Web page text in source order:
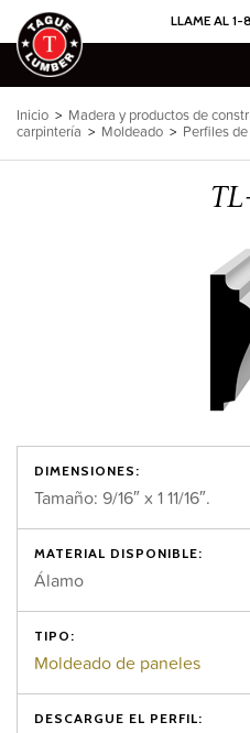
al
contenido
LLAME AL
Inicio > Madera y productos de
carpintería > Moldeado > Perfiles
DIMENSIONES:
Tamaño: 9/16″ x 1 11/16″.
MATERIAL DISPONIBLE:
Álamo
TIPO:
Moldeado de paneles
DESCARGUE EL PERFIL: